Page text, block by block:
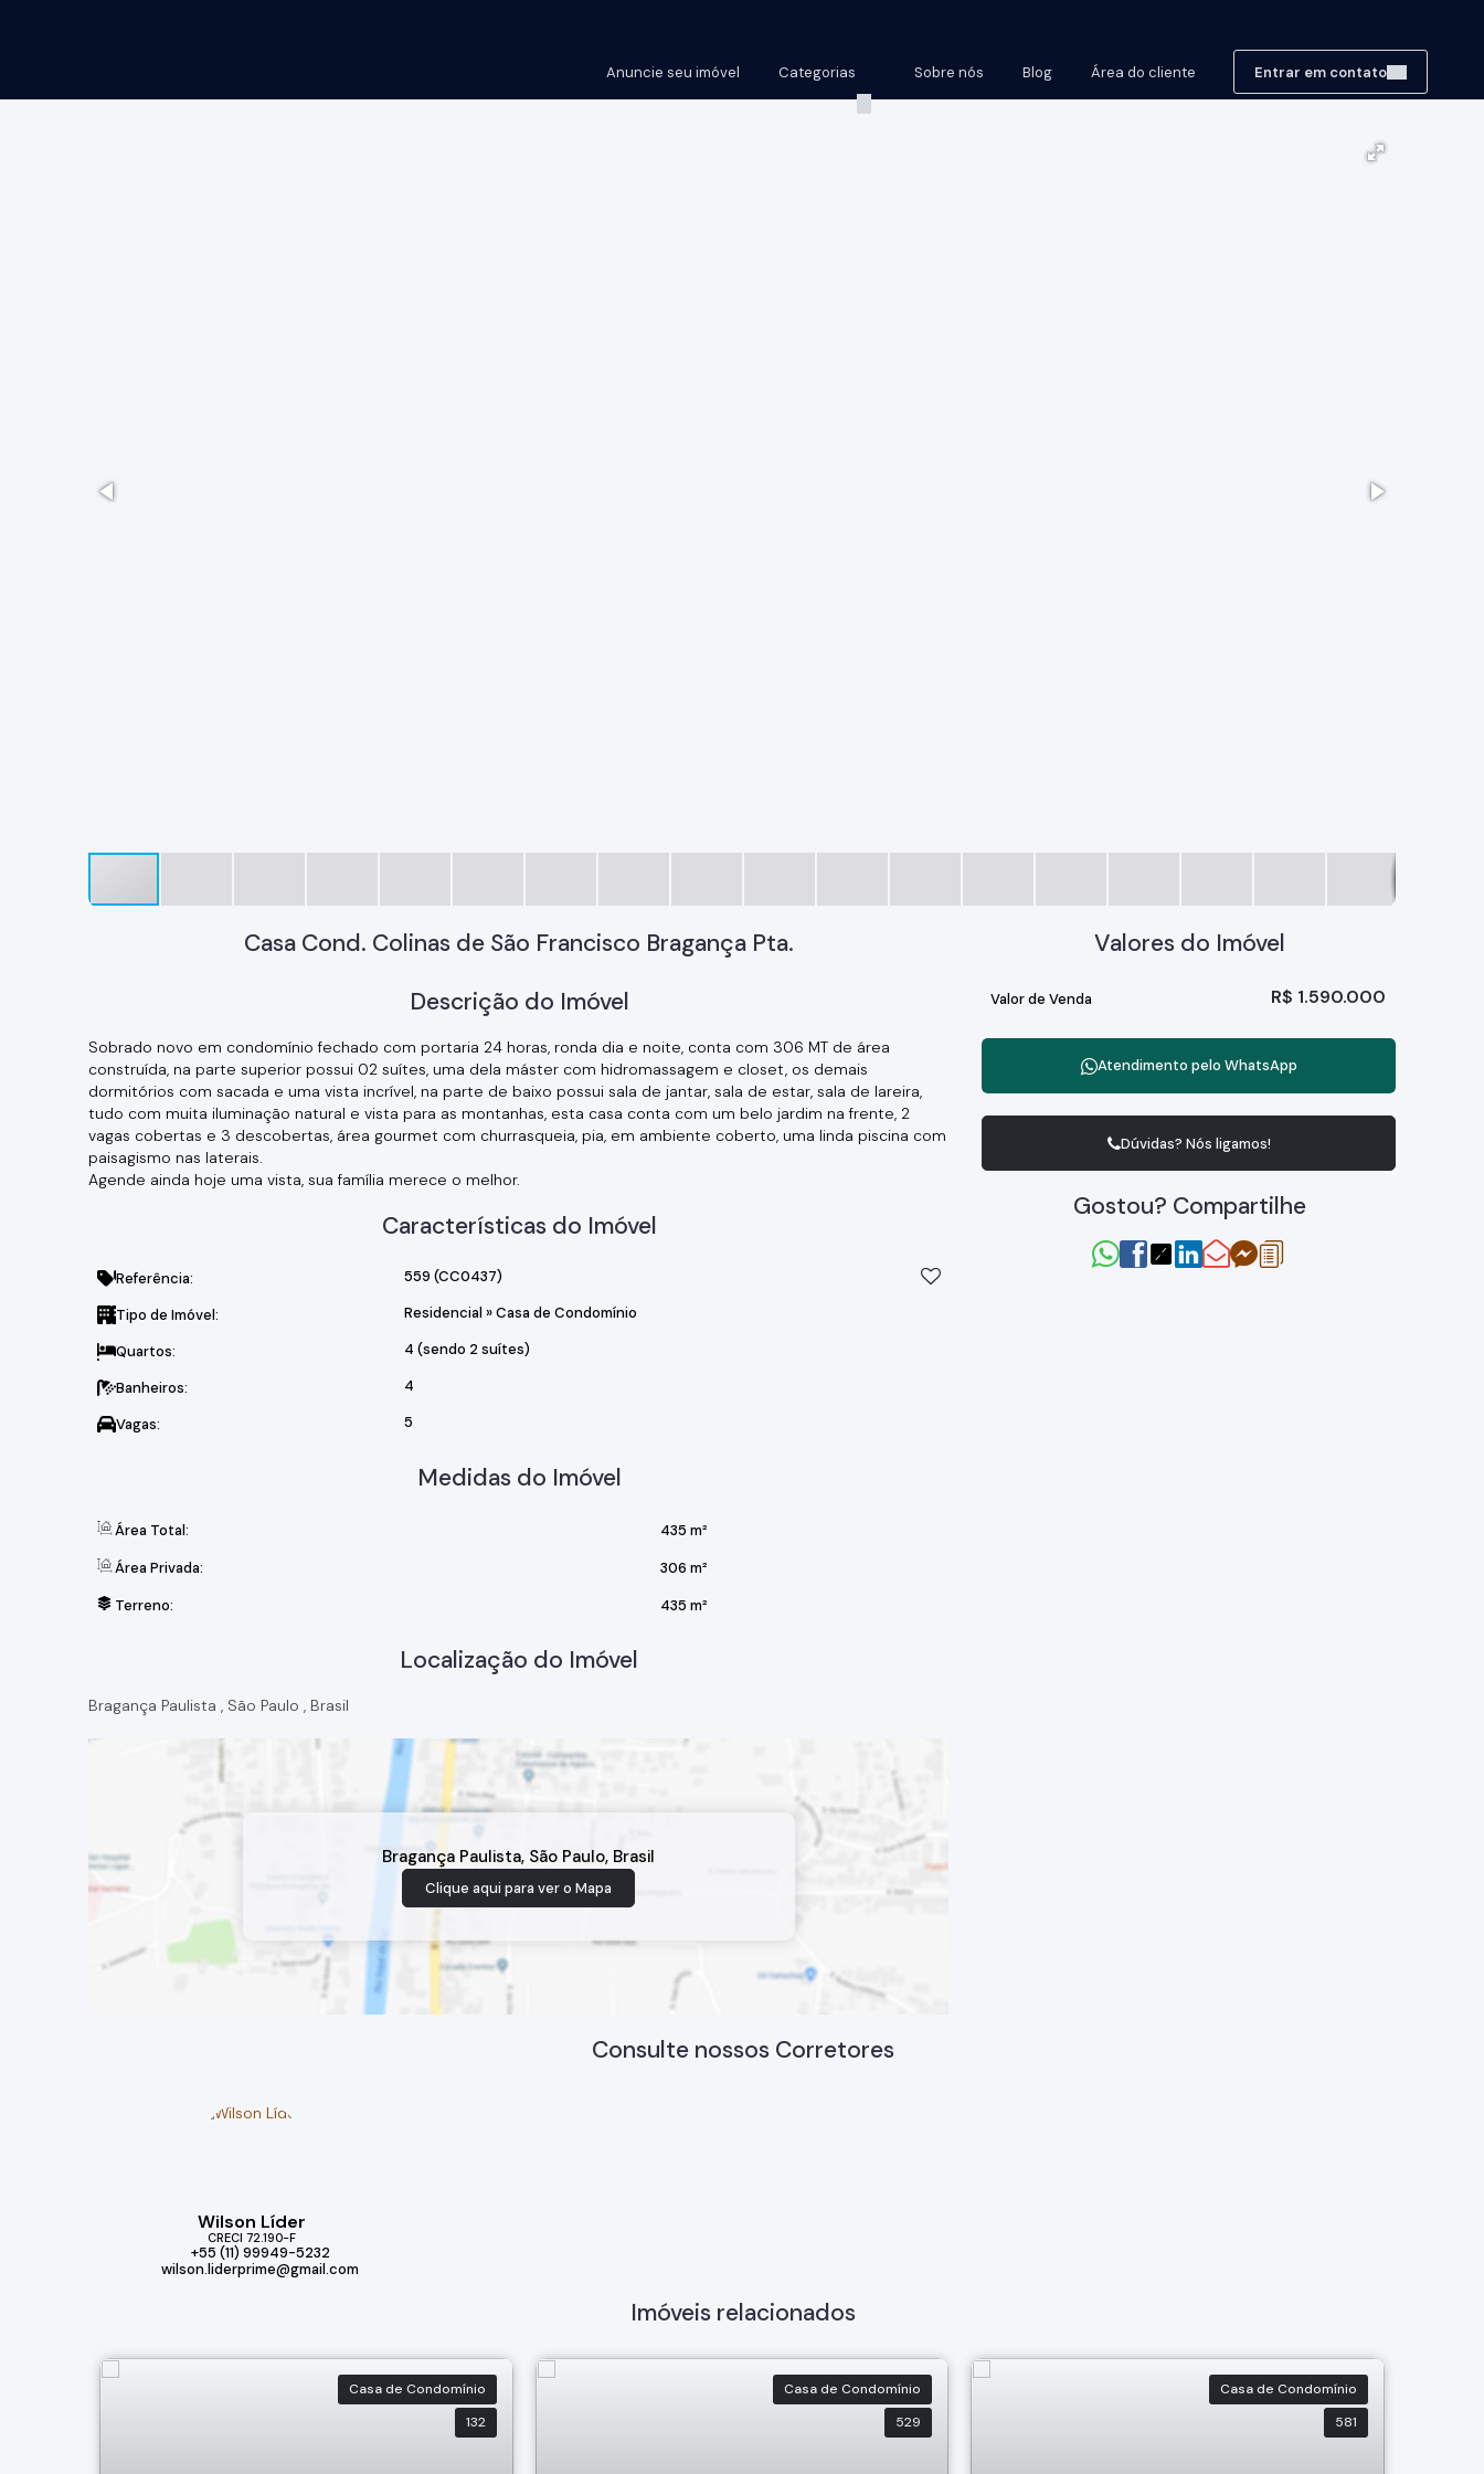
Entrar em contato
Área do cliente
Blog
Sobre nós
Categorias
Anuncie seu imóvel
Casa Cond. Colinas de São Francisco Bragança Pta.
Descrição do Imóvel
Sobrado novo em condomínio fechado com portaria 24 horas, ronda dia e noite, conta com 306 MT de área
construída, na parte superior possui 02 suítes, uma dela máster com hidromassagem e closet, os demais
dormitórios com sacada e uma vista incrível, na parte de baixo possui sala de jantar, sala de estar, sala de lareira,
tudo com muita iluminação natural e vista para as montanhas, esta casa conta com um belo jardim na frente, 2
vagas cobertas e 3 descobertas, área gourmet com churrasqueia, pia, em ambiente coberto, uma linda piscina com
paisagismo nas laterais.
Agende ainda hoje uma vista, sua família merece o melhor.
Características do Imóvel
Referência: 559 (CC0437)
Tipo de Imóvel: Residencial »Casa de Condomínio
Quartos: 4 (sendo 2 suítes)
Banheiros: 4
Vagas: 5
Medidas do Imóvel
Área Total:
435 m²
Área Privada:
306 m²
Terreno:
435 m²
Localização do Imóvel
Bragança Paulista , São Paulo , Brasil
Bragança Paulista, São Paulo, Brasil
Clique aqui para ver o Mapa
Valores do Imóvel
R$ 1.590.000
Valor de Venda
Atendimento pelo WhatsApp
Dúvidas? Nós ligamos!
Gostou? Compartilhe
Consulte nossos Corretores
Wilson Líder
CRECI 72.190-F
+55 (11) 99949-5232
wilson.liderprime@gmail.com
Imóveis relacionados
Casa de Condomínio
132
Casa de Condomínio
529
Casa de Condomínio
581